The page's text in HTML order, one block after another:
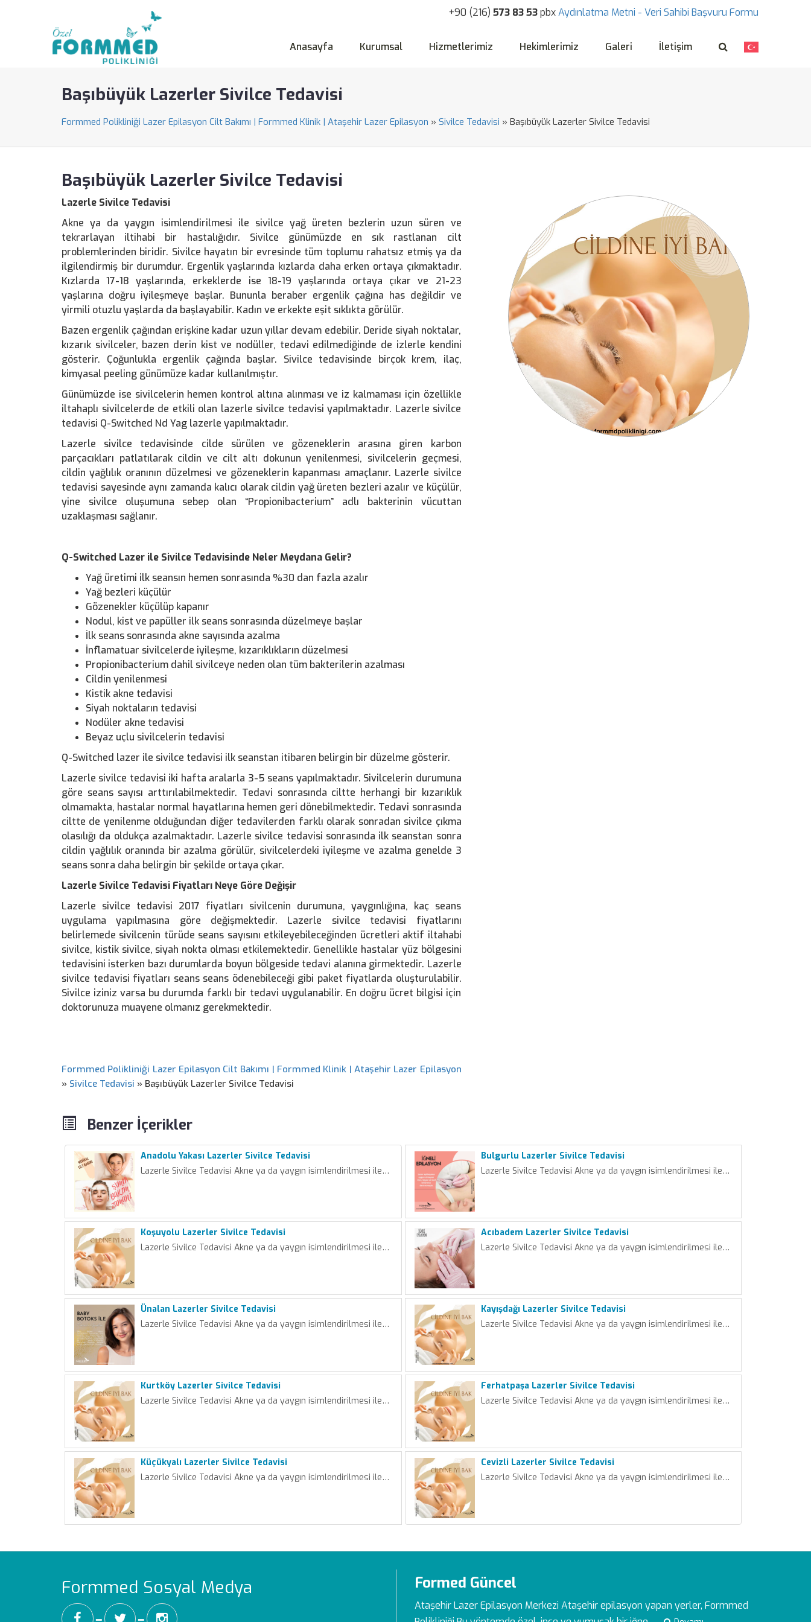
+90 (216) 573 83 53pbxAydınlatma Metni - Veri Sahibi Başvuru Formu
Anasayfa Kurumsal Hizmetlerimiz Hekimlerimiz Galeri İletişim
Başıbüyük Lazerler Sivilce Tedavisi
Formmed Polikliniği Lazer Epilasyon Cilt Bakımı | Formmed Klinik | Ataşehir Lazer Epilasyon » Sivilce Tedavisi » Başıbüyük Lazerler Sivilce Tedavisi
Başıbüyük Lazerler Sivilce Tedavisi
Lazerle Sivilce Tedavisi
Akne ya da yaygın isimlendirilmesi ile sivilce yağ üreten bezlerin uzun süren ve
tekrarlayan iltihabi bir hastalığıdır. Sivilce günümüzde en sık rastlanan cilt
problemlerinden biridir. Sivilce hayatın bir evresinde tüm toplumu rahatsız etmiş ya da
ilgilendirmiş bir durumdur. Ergenlik yaşlarında kızlarda daha erken ortaya çıkmaktadır.
Kızlarda 17-18 yaşlarında, erkeklerde ise 18-19 yaşlarında ortaya çıkar ve 21-23
yaşlarına doğru iyileşmeye başlar. Bununla beraber ergenlik çağına has değildir ve
yirmili otuzlu yaşlarda da başlayabilir. Kadın ve erkekte eşit sıklıkta görülür.
Bazen ergenlik çağından erişkine kadar uzun yıllar devam edebilir. Deride siyah noktalar,
kızarık sivilceler, bazen derin kist ve nodüller, tedavi edilmediğinde de izlerle kendini
gösterir. Çoğunlukla ergenlik çağında başlar. Sivilce tedavisinde birçok krem, ilaç,
kimyasal peeling günümüze kadar kullanılmıştır.
Günümüzde ise sivilcelerin hemen kontrol altına alınması ve iz kalmaması için özellikle
iltahaplı sivilcelerde de etkili olan lazerle sivilce tedavisi yapılmaktadır. Lazerle sivilce
tedavisi Q-Switched Nd Yag lazerle yapılmaktadır.
Lazerle sivilce tedavisinde cilde sürülen ve gözeneklerin arasına giren karbon
parçacıkları patlatılarak cildin ve cilt altı dokunun yenilenmesi, sivilcelerin geçmesi,
cildin yağlılık oranının düzelmesi ve gözeneklerin kapanması amaçlanır. Lazerle sivilce
tedavisi sayesinde aynı zamanda kalıcı olarak cildin yağ üreten bezleri azalır ve küçülür,
yine sivilce oluşumuna sebep olan “Propionibacterium” adlı bakterinin vücuttan
uzaklaşması sağlanır.
Q-Switched Lazer ile Sivilce Tedavisinde Neler Meydana Gelir?
Yağ üretimi ilk seansın hemen sonrasında %30 dan fazla azalır
Yağ bezleri küçülür
Gözenekler küçülüp kapanır
Nodul, kist ve papüller ilk seans sonrasında düzelmeye başlar
İlk seans sonrasında akne sayısında azalma
İnflamatuar sivilcelerde iyileşme, kızarıklıkların düzelmesi
Propionibacterium dahil sivilceye neden olan tüm bakterilerin azalması
Cildin yenilenmesi
Kistik akne tedavisi
Siyah noktaların tedavisi
Nodüler akne tedavisi
Beyaz uçlu sivilcelerin tedavisi
Q-Switched lazer ile sivilce tedavisi ilk seanstan itibaren belirgin bir düzelme gösterir.
Lazerle sivilce tedavisi iki hafta aralarla 3-5 seans yapılmaktadır. Sivilcelerin durumuna
göre seans sayısı arttırılabilmektedir. Tedavi sonrasında ciltte herhangi bir kızarıklık
olmamakta, hastalar normal hayatlarına hemen geri dönebilmektedir. Tedavi sonrasında
ciltte de yenilenme olduğundan diğer tedavilerden farklı olarak sonradan sivilce çıkma
olasılığı da oldukça azalmaktadır. Lazerle sivilce tedavisi sonrasında ilk seanstan sonra
cildin yağlılık oranında bir azalma görülür, sivilcelerdeki iyileşme ve azalma genelde 3
seans sonra daha belirgin bir şekilde ortaya çıkar.
Lazerle Sivilce Tedavisi Fiyatları Neye Göre Değişir
Lazerle sivilce tedavisi 2017 fiyatları sivilcenin durumuna, yaygınlığına, kaç seans
uygulama yapılmasına göre değişmektedir. Lazerle sivilce tedavisi fiyatlarını
belirlemede sivilcenin türüde seans sayısını etkileyebileceğinden ücretleri aktif iltahabi
sivilce, kistik sivilce, siyah nokta olması etkilemektedir. Genellikle hastalar yüz bölgesini
tedavisini isterken bazı durumlarda boyun bölgeside tedavi alanına girmektedir. Lazerle
sivilce tedavisi fiyatları seans seans ödenebileceği gibi paket fiyatlarda oluşturulabilir.
Sivilce iziniz varsa bu durumda farklı bir tedavi uygulanabilir. En doğru ücret bilgisi için
doktorunuza muayene olmanız gerekmektedir.
Formmed Polikliniği Lazer Epilasyon Cilt Bakımı | Formmed Klinik | Ataşehir Lazer Epilasyon
» Sivilce Tedavisi » Başıbüyük Lazerler Sivilce Tedavisi
Benzer İçerikler
Anadolu Yakası Lazerler Sivilce Tedavisi
Lazerle Sivilce Tedavisi Akne ya da yaygın isimlendirilmesi ile…
Bulgurlu Lazerler Sivilce Tedavisi
Lazerle Sivilce Tedavisi Akne ya da yaygın isimlendirilmesi ile…
Koşuyolu Lazerler Sivilce Tedavisi
Lazerle Sivilce Tedavisi Akne ya da yaygın isimlendirilmesi ile…
Acıbadem Lazerler Sivilce Tedavisi
Lazerle Sivilce Tedavisi Akne ya da yaygın isimlendirilmesi ile…
Ünalan Lazerler Sivilce Tedavisi
Lazerle Sivilce Tedavisi Akne ya da yaygın isimlendirilmesi ile…
Kayışdağı Lazerler Sivilce Tedavisi
Lazerle Sivilce Tedavisi Akne ya da yaygın isimlendirilmesi ile…
Kurtköy Lazerler Sivilce Tedavisi
Lazerle Sivilce Tedavisi Akne ya da yaygın isimlendirilmesi ile…
Ferhatpaşa Lazerler Sivilce Tedavisi
Lazerle Sivilce Tedavisi Akne ya da yaygın isimlendirilmesi ile…
Küçükyalı Lazerler Sivilce Tedavisi
Lazerle Sivilce Tedavisi Akne ya da yaygın isimlendirilmesi ile…
Cevizli Lazerler Sivilce Tedavisi
Lazerle Sivilce Tedavisi Akne ya da yaygın isimlendirilmesi ile…
Formmed Sosyal Medya Formed Güncel
Ataşehir Lazer Epilasyon Merkezi Ataşehir epilasyon yapan yerler, Formmed